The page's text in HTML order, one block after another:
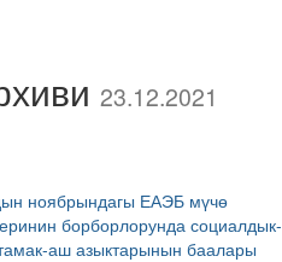
23.12.2021
ноябрындагы ЕАЭБ мүчө
борборлорунда социалдык-
аш азыктарынын баалары